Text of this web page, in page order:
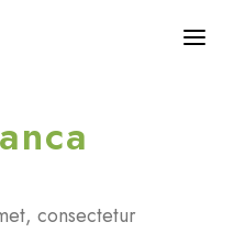
nostra
consectetur